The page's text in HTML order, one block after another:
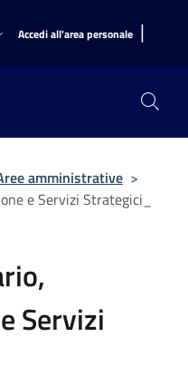
Accedi all'area personale |
amministrative >
e Servizi Strategici_
Servizi